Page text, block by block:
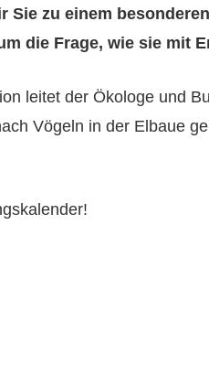
Sie zu einem
die Frage, wie sie mit
leitet der Ökologe und
Vögeln in der Elbaue